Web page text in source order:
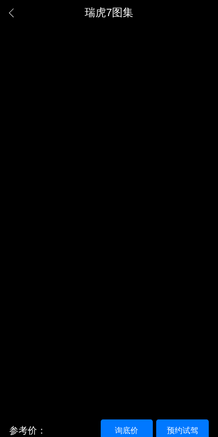
瑞虎7图集
参考价： 预约试驾
询底价